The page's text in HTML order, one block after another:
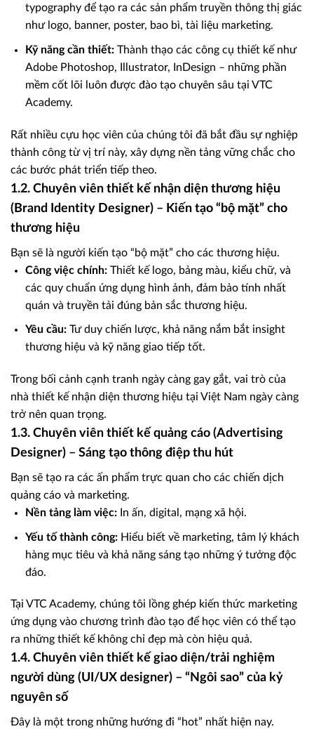
typography để tạo ra các sản phẩm truyền thông thị giác
như logo, banner, poster, bao bì, tài liệu marketing.
Kỹ năng cần thiết:Thành thạo các công cụ thiết kế như
Adobe Photoshop, Illustrator, InDesign – những phần
mềm cốt lõi luôn được đào tạo chuyên sâu tại VTC
Academy.
Rất nhiều cựu học viên của chúng tôi đã bắt đầu sự nghiệp
thành công từ vị trí này, xây dựng nền tảng vững chắc cho
các bước phát triển tiếp theo.
1.2. Chuyên viên thiết kế nhận diện thương hiệu
(Brand Identity Designer) – Kiến tạo “bộ mặt” cho
thương hiệu
Bạn sẽ là người kiến tạo “bộ mặt” cho các thương hiệu.
Công việc chính:Thiết kế logo, bảng màu, kiểu chữ, và
các quy chuẩn ứng dụng hình ảnh, đảm bảo tính nhất
quán và truyền tải đúng bản sắc thương hiệu.
Yêu cầu:Tư duy chiến lược, khả năng nắm bắt insight
thương hiệu và kỹ năng giao tiếp tốt.
Trong bối cảnh cạnh tranh ngày càng gay gắt, vai trò của
nhà thiết kế nhận diện thương hiệu tại Việt Nam ngày càng
trở nên quan trọng.
1.3. Chuyên viên thiết kế quảng cáo (Advertising
Designer) – Sáng tạo thông điệp thu hút
Bạn sẽ tạo ra các ấn phẩm trực quan cho các chiến dịch
quảng cáo và marketing.
Nền tảng làm việc:In ấn, digital, mạng xã hội.
Yếu tố thành công:Hiểu biết về marketing, tâm lý khách
hàng mục tiêu và khả năng sáng tạo những ý tưởng độc
đáo.
Tại VTC Academy, chúng tôi lồng ghép kiến thức marketing
ứng dụng vào chương trình đào tạo để học viên có thể tạo
ra những thiết kế không chỉ đẹp mà còn hiệu quả.
1.4. Chuyên viên thiết kế giao diện/trải nghiệm
người dùng (UI/UX designer) – “Ngôi sao” của kỷ
nguyên số
Đây là một trong những hướng đi “hot” nhất hiện nay.